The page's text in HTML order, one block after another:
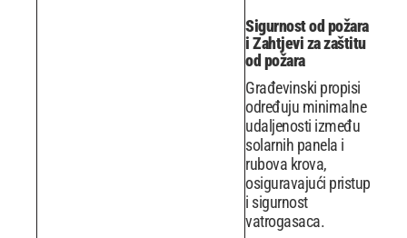
Sigurnost od požara
i Zahtjevi za zaštitu
od požara
Građevinski propisi
određuju minimalne
udaljenosti između
solarnih panela i
rubova krova,
osiguravajući pristup
i sigurnost
vatrogasaca.